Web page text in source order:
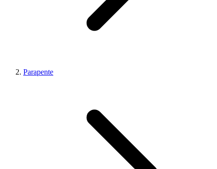
Parapente